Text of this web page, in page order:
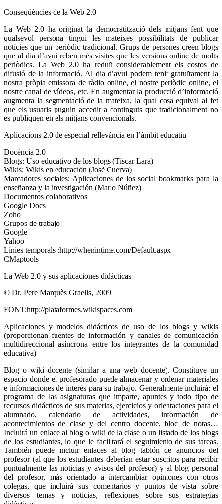
Conseqüències de la Web 2.0
La Web 2.0 ha originat la democratització dels mitjans fent que
qualsevol persona tingui les mateixes possibilitats de publicar
notícies que un periòdic tradicional. Grups de persones creen blogs
que al dia d’avui reben més visites que les versions online de molts
periòdics. La Web 2.0 ha reduït considerablement els costos de
difusió de la informació. Al dia d’avui podem tenir gratuïtament la
nostra pròpia emissora de ràdio online, el nostre periòdic online, el
nostre canal de vídeos, etc. En augmentar la producció d’informació
augmenta la segmentació de la mateixa, la qual cosa equival al fet
que els usuaris puguin accedir a continguts que tradicionalment no
es publiquen en els mitjans convencionals.
Aplicacions 2.0 de especial rellevància en l’àmbit educatiu
Docència 2.0
Blogs: Uso educativo de los blogs (Tíscar Lara)
Wikis: Wikis en educación (José Cuerva)
Marcadores sociales: Aplicaciones de los social bookmarks para la
enseñanza y la investigación (Mario Núñez)
Documentos colaborativos
Google Docs
Zoho
Grupos de trabajo
Google
Yahoo
Línies temporals :http://whenintime.com/Default.aspx
CMaptools
La Web 2.0 y sus aplicaciones didácticas
© Dr. Pere Marquès Graells, 2009
FONT:http://plataformes.wikispaces.com
Aplicaciones y modelos didácticos de uso de los blogs y wikis
(proporcionan fuentes de información y canales de comunicación
multidireccional asíncrona entre los integrantes de la comunidad
educativa)
Blog o wiki docente (similar a una web docente). Constituye un
espacio donde el profesorado puede almacenar y ordenar materiales
e informaciones de interés para su trabajo. Generalmente incluirá: el
programa de las asignaturas que imparte, apuntes y todo tipo de
recursos didácticos de sus materias, ejercicios y orientaciones para el
alumnado, calendario de actividades, información de
acontecimientos de clase y del centro docente, bloc de notas…
Incluirá un enlace al blog o wiki de la clase o un listado de los blogs
de los estudiantes, lo que le facilitará el seguimiento de sus tareas.
También puede incluir enlaces al blog tablón de anuncios del
profesor (al que los estudiantes deberían estar suscritos para recibir
puntualmente las noticias y avisos del profesor) y al blog personal
del profesor, más orientado a intercambiar opiniones con otros
colegas, que incluirá sus comentarios y puntos de vista sobre
diversos temas y noticias, reflexiones sobre sus estrategias